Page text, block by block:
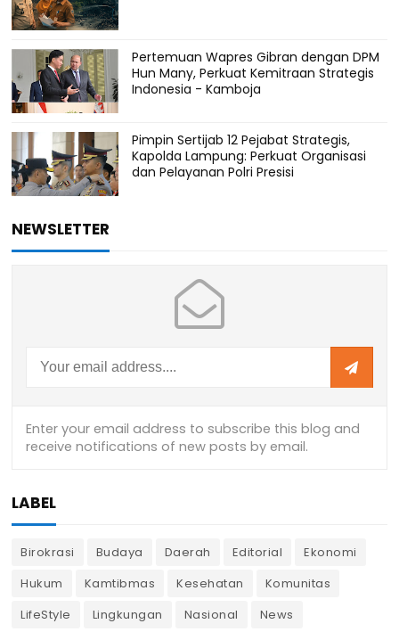
Pertemuan Wapres Gibran dengan DPM
Hun Many, Perkuat Kemitraan Strategis
Indonesia - Kamboja
Pimpin Sertijab 12 Pejabat Strategis,
Kapolda Lampung: Perkuat Organisasi
dan Pelayanan Polri Presisi
NEWSLETTER
LABEL
Birokrasi Budaya Daerah Editorial
Ekonomi
Hukum
Kamtibmas Kesehatan
Komunitas
LifeStyle
Lingkungan Nasional
News